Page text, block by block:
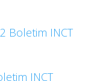
Boletim INCT
INCT